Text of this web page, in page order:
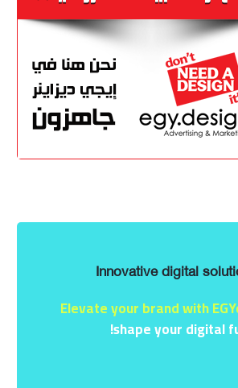
Innovative digital
Elevate your brand with
shape your digital